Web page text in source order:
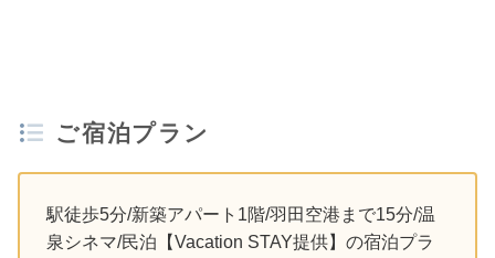
ご宿泊プラン
駅徒歩5分/新築アパート1階/羽田空港まで15分/温
泉シネマ/民泊【Vacation STAY提供】の宿泊プラ